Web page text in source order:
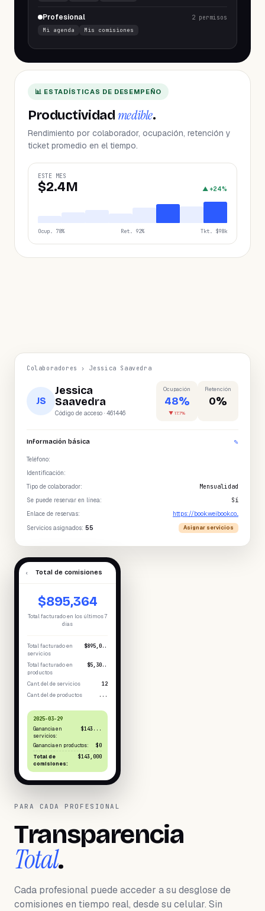
Profesional 2 permisos
Mi agenda
Mis comisiones
📊 ESTADÍSTICAS DE DESEMPEÑO
Productividadmedible.
Rendimiento por colaborador, ocupación, retención y
ticket promedio en el tiempo.
ESTE MES
$2.4M ▲ +24%
Ocup. 78% Ret. 92% Tkt. $98k
Colaboradores › Jessica Saavedra
JS
Jessica
Saavedra
Código de acceso · 461446
Ocupación
48%
▼ 17.7%
Retención
0%
Información básica ✎
Teléfono:
Identificación:
Tipo de colaborador:
Mensualidad
Se puede reservar en línea:
Sí
Enlace de reservas:
https://book.weibook.co...
Servicios asignados: 55 Asignar servicios
‹ Total de comisiones
$895,364
Total facturado en los últimos 7
días
Total facturado en
servicios
$895,0..
Total facturado en
productos
$5,30..
Cant. del de servicios
12
Cant. del de productos
...
2025-03-29
Ganancia en
servicios:
$143...
Ganancia en productos:
$0
Total de
comisiones:
$143,000
PARA CADA PROFESIONAL
Transparencia
Total.
Cada profesional puede acceder a su desglose de
comisiones en tiempo real, desde su celular. Sin